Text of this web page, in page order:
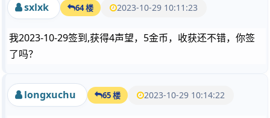
sxlxk 64 楼 2023-10-29 10:11:23
我2023-10-29签到,获得4声望，5金币，收获还不错，你签
了吗？
longxuchu 65 楼 2023-10-29 10:14:22